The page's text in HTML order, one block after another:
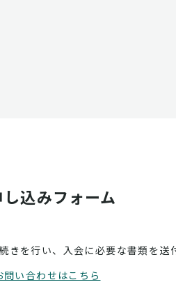
込みフォーム
を行い、入会に必要な書類を送
問い合わせはこちら